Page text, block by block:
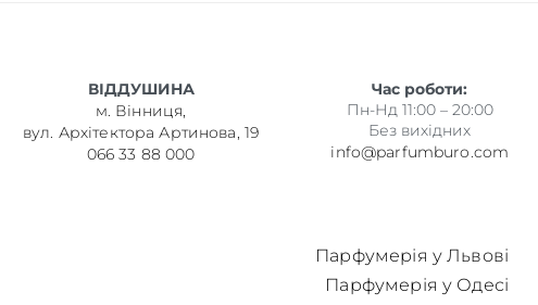
ВІДДУШИНА
м. Вінниця,
вул. Архітектора Артинова, 19
066 33 88 000
Час роботи:
Пн-Нд 11:00 – 20:00
Без вихідних
info@parfumburo.com
Парфумерія у Львові
Парфумерія у Одесі